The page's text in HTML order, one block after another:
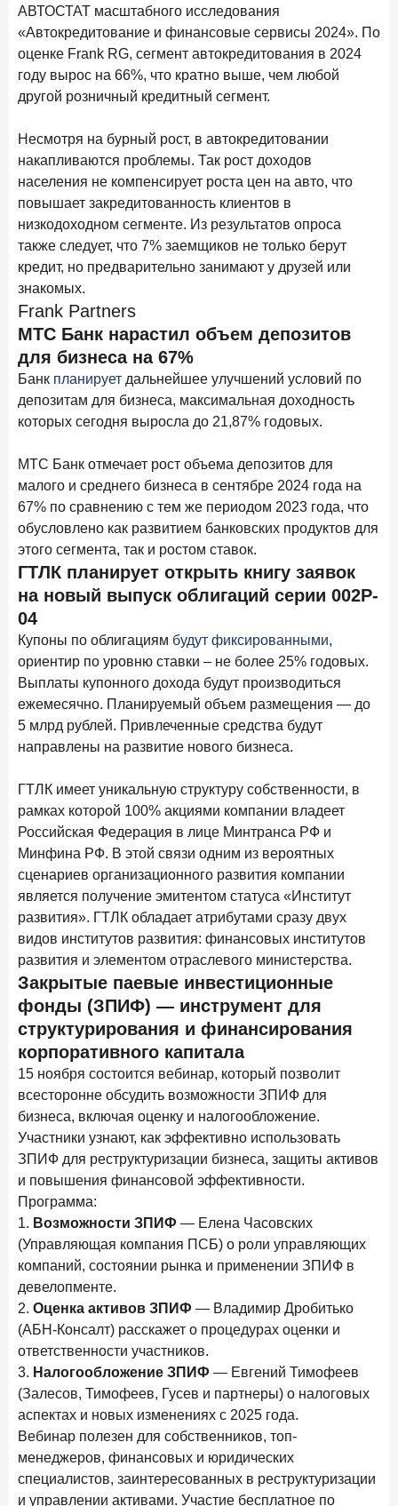
составил 822,8 млрд руб.
2 февраля 2026 года ИССЛЕДОВАНИЕ
Premium Banking в 2025 году: портрет клиента, тренды
и стратегии банков
Главные «болевые точки» бизнеса при открытии
расчетного счета в банках
26 января 2026 года
Ипотека. Итоги декабря 2025 года
15 января 2026 года ИССЛЕДОВАНИЕ
составил 1 326,5 млрд руб.
Средний срок ипотеки на вторичном рынке
23,3лет
-0,76
год к году
29 декабря 2025 года
Четких целей в 2026-м и качественных «лошадей»!
25 декабря 2025 года
Ипотека. Итоги ноября 2025 года
24 декабря 2025 года
Страховщики, УК, брокер-маркетплейсы: как новые
игроки меняют рынок инвестиций
19 декабря 2025 года
В эпоху дуополии маркетплейсов селлеры ищут
новые финансовые решения
18 декабря 2025 года
прогнозы на восстановление
8 декабря 2025 года ИССЛЕДОВАНИЕ
По итогам ноября 2025 года объем выдач кредитов
составил 1 027 млрд руб.
5 декабря 2025 года
Эмоции, эксклюзив и вовлечение: новая формула
банковской лояльности
3 декабря 2025 года ИССЛЕДОВАНИЕ
Почему опытные инвесторы в России чувствуют себя
начинающими?
25 ноября 2025 года
Клиент стал партнером: как трансформируется рынок
инвестиций
24 ноября 2025 года ИССЛЕДОВАНИЕ
Ипотека. Итоги октября 2025 года
Рассылка Frank RG
Итоги недели, наша трактовка основных событий
ПОДПИСАТЬСЯ
АВТОСТАТ масштабного исследования
«Автокредитование и финансовые сервисы 2024». По
оценке Frank RG, сегмент автокредитования в 2024
году вырос на 66%, что кратно выше, чем любой
другой розничный кредитный сегмент.
Несмотря на бурный рост, в автокредитовании
накапливаются проблемы. Так рост доходов
населения не компенсирует роста цен на авто, что
повышает закредитованность клиентов в
низкодоходном сегменте. Из результатов опроса
также следует, что 7% заемщиков не только берут
кредит, но предварительно занимают у друзей или
знакомых.
Frank Partners
МТС Банк нарастил объем депозитов
для бизнеса на 67%
Банк планирует дальнейшее улучшений условий по
депозитам для бизнеса, максимальная доходность
которых сегодня выросла до 21,87% годовых.
МТС Банк отмечает рост объема депозитов для
малого и среднего бизнеса в сентябре 2024 года на
67% по сравнению с тем же периодом 2023 года, что
обусловлено как развитием банковских продуктов для
этого сегмента, так и ростом ставок.
ГТЛК планирует открыть книгу заявок
на новый выпуск облигаций серии 002P-
04
Купоны по облигациям будут фиксированными,
ориентир по уровню ставки – не более 25% годовых.
Выплаты купонного дохода будут производиться
ежемесячно. Планируемый объем размещения — до
5 млрд рублей. Привлеченные средства будут
направлены на развитие нового бизнеса.
ГТЛК имеет уникальную структуру собственности, в
рамках которой 100% акциями компании владеет
Российская Федерация в лице Минтранса РФ и
Минфина РФ. В этой связи одним из вероятных
сценариев организационного развития компании
является получение эмитентом статуса «Институт
развития». ГТЛК обладает атрибутами сразу двух
видов институтов развития: финансовых институтов
развития и элементом отраслевого министерства.
Закрытые паевые инвестиционные
фонды (ЗПИФ) — инструмент для
структурирования и финансирования
корпоративного капитала
15 ноября состоится вебинар, который позволит
всесторонне обсудить возможности ЗПИФ для
бизнеса, включая оценку и налогообложение.
Участники узнают, как эффективно использовать
ЗПИФ для реструктуризации бизнеса, защиты активов
и повышения финансовой эффективности.
Программа:
1. Возможности ЗПИФ — Елена Часовских
(Управляющая компания ПСБ) о роли управляющих
компаний, состоянии рынка и применении ЗПИФ в
девелопменте.
2. Оценка активов ЗПИФ — Владимир Дробитько
(АБН-Консалт) расскажет о процедурах оценки и
ответственности участников.
3. Налогообложение ЗПИФ — Евгений Тимофеев
(Залесов, Тимофеев, Гусев и партнеры) о налоговых
аспектах и новых изменениях с 2025 года.
Вебинар полезен для собственников, топ-
менеджеров, финансовых и юридических
специалистов, заинтересованных в реструктуризации
и управлении активами. Участие бесплатное по